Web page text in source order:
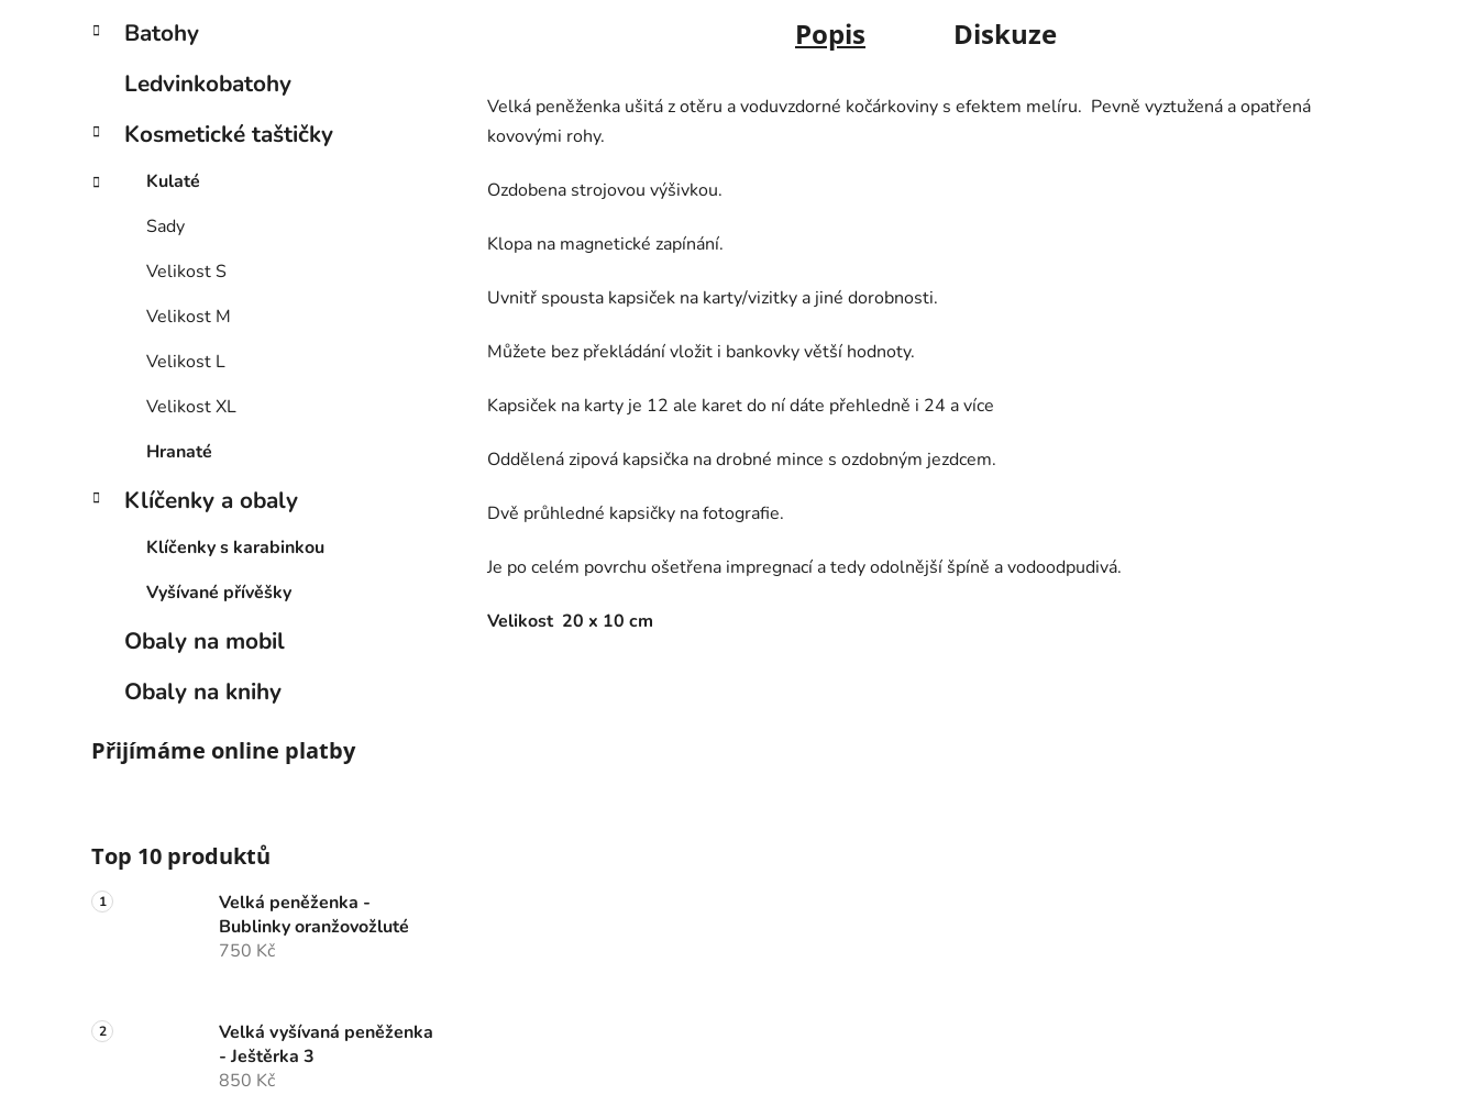
Batohy
Ledvinkobatohy
Kosmetické taštičky
Kulaté
Sady
Velikost S
Velikost M
Velikost L
Velikost XL
Hranaté
Klíčenky a obaly
Klíčenky s karabinkou
Vyšívané přívěšky
Obaly na mobil
Obaly na knihy
Přijímáme online platby
Top 10 produktů
Velká peněženka -
Bublinky oranžovožluté
750 Kč
Velká vyšívaná peněženka
- Ještěrka 3
850 Kč
Popis Diskuze
Velká peněženka ušitá z otěru a voduvzdorné kočárkoviny s efektem melíru. Pevně vyztužená a opatřená
kovovými rohy.
Ozdobena strojovou výšivkou.
Klopa na magnetické zapínání.
Uvnitř spousta kapsiček na karty/vizitky a jiné dorobnosti.
Můžete bez překládání vložit i bankovky větší hodnoty.
Kapsiček na karty je 12 ale karet do ní dáte přehledně i 24 a více
Oddělená zipová kapsička na drobné mince s ozdobným jezdcem.
Dvě průhledné kapsičky na fotografie.
Je po celém povrchu ošetřena impregnací a tedy odolnější špíně a vodoodpudivá.
Velikost 20 x 10 cm